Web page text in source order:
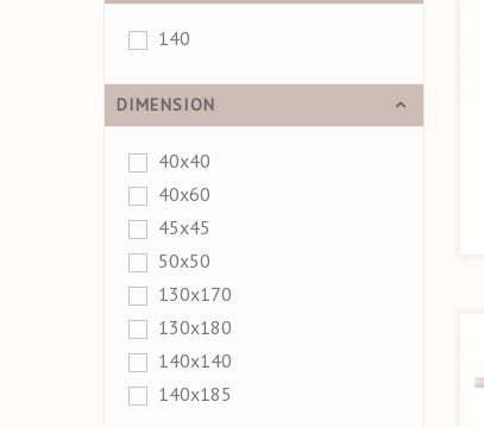
140
DIMENSION
40x40
40x60
45x45
50x50
130x170
130x180
140x140
140x185